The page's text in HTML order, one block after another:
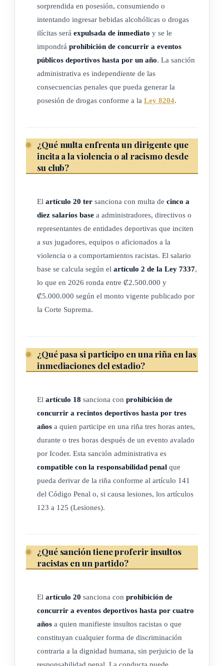
A efectos de interpretación de la presente ley, y sin perjuicio
1) Actos y conductas violentas en el deporte: todo acto,
comportamiento o conducta deliberado que se ejerza con
personas espectadoras, organizadoras de competiciones,
autoridades deportivas, eventos o espectáculos
deportivos, deportistas, oficiales, delegados, árbitros,
antes, durante o después del acontecimiento de la
competición, evento o espectáculo deportivo, así como en
sus inmediaciones, o bien, a consecuencia de la
celebración de la competición, el evento o el espectáculo
deportivo, que pueda perturbar su normal desarrollo o
irrespetar al orden público.
2) Actos y conductas racistas y de discriminación racial en el
deporte:
étnico, exaltando la superioridad de determinada raza
sobre las demás, con el fin de irritar, discriminar, dañar,
b) Todo acto, comportamiento o conducta, directa o
indirecta, que dé trato de inferioridad, amenace o cause
daño físico o moral a una persona o colectividad por
motivo de su raza, o bien, distinga, excluya, restrinja o
prefiera por motivos de raza, color, linaje o etnia, que
menoscabe el reconocimiento, goce o ejercicio en
condiciones de igualdad de los derechos humanos y
fundamentales constitucionalmente consagrados.
promoción deportiva, sociedades anónimas deportivas,
federaciones deportivas nacionales, ligas profesionales y
cualquier otra entidad cuyo objeto social sea deportivo y
esté reconocido por el Consejo Nacional del Deporte y la
Recreación, en el marco de la Ley 7800, Creación del
Instituto Costarricense del Deporte y la Recreación y del
Régimen Jurídico de la Educación Física, el Deporte y la
Recreación, de 30 de abril de 1998, que participen en
sorprendida en posesión, consumiendo o
intentando ingresar bebidas alcohólicas o drogas
ilícitas será expulsada de inmediato y se le
impondrá prohibición de concurrir a eventos
públicos deportivos hasta por un año. La sanción
administrativa es independiente de las
consecuencias penales que pueda generar la
posesión de drogas conforme a la Ley 8204.
¿Qué multa enfrenta un dirigente que
incita a la violencia o al racismo desde
su club?
El artículo 20 ter sanciona con multa de cinco a
diez salarios base a administradores, directivos o
representantes de entidades deportivas que inciten
a sus jugadores, equipos o aficionados a la
violencia o a comportamientos racistas. El salario
base se calcula según el artículo 2 de la Ley 7337,
lo que en 2026 ronda entre ₡2.500.000 y
₡5.000.000 según el monto vigente publicado por
la Corte Suprema.
¿Qué pasa si participo en una riña en las
inmediaciones del estadio?
El artículo 18 sanciona con prohibición de
concurrir a recintos deportivos hasta por tres
años a quien participe en una riña tres horas antes,
durante o tres horas después de un evento avalado
por Icoder. Esta sanción administrativa es
compatible con la responsabilidad penal que
pueda derivar de la riña conforme al artículo 141
del Código Penal o, si causa lesiones, los artículos
123 a 125 (Lesiones).
¿Qué sanción tiene proferir insultos
racistas en un partido?
El artículo 20 sanciona con prohibición de
concurrir a eventos deportivos hasta por cuatro
años a quien manifieste insultos racistas o que
constituyan cualquier forma de discriminación
contraria a la dignidad humana, sin perjuicio de la
responsabilidad penal. La conducta puede